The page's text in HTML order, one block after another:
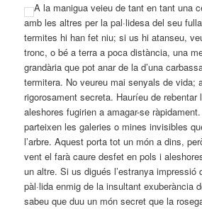
A la manigua veieu de tant en tant una
amb les altres per la pal·lidesa del seu
termites hi han fet niu; si us hi atanseu,
tronc, o bé a terra a poca distància, una
grandària que pot anar de la d’una
termitera. No veureu mai senyals de vida;
rigorosament secreta. Hauríeu de rebentar
aleshores fugirien a amagar-se
parteixen les galeries o mines invisibles
l’arbre. Aquest porta tot un món a dins,
vent el farà caure desfet en pols i
un altre. Si us digués l’estranya impressió
pàl·lida enmig de la insultant exuberància
sabeu que duu un món secret que la